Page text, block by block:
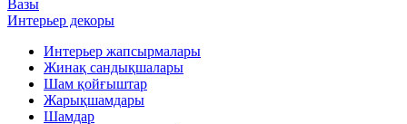
Вазы
Интерьер декоры
Интерьер жапсырмалары
Жинақ сандықшалары
Шам қойғыштар
Жарықшамдары
Шамдар